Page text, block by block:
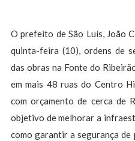
O prefeito de São Luís, João
quinta-feira (10), ordens de
das obras na Fonte do
em mais 48 ruas do Centro
com orçamento de cerca de
objetivo de melhorar a
como garantir a segurança de